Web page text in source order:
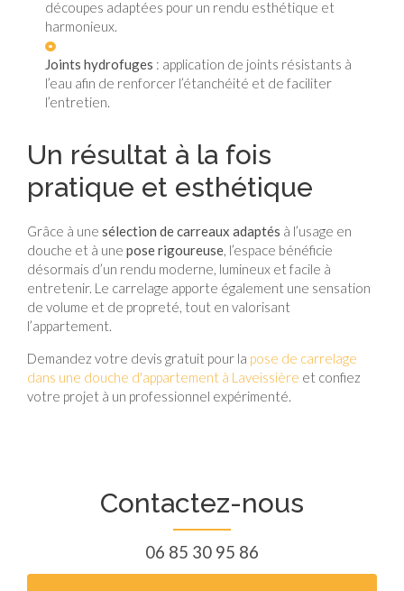
découpes adaptées pour un rendu esthétique et
harmonieux.
Joints hydrofuges : application de joints résistants à
l’eau afin de renforcer l’étanchéité et de faciliter
l’entretien.
Un résultat à la fois
pratique et esthétique
Grâce à une sélection de carreaux adaptés à l’usage en
douche et à une pose rigoureuse , l’espace bénéficie
désormais d’un rendu moderne, lumineux et facile à
entretenir. Le carrelage apporte également une sensation
de volume et de propreté, tout en valorisant
l’appartement.
Demandez votre devis gratuit pour la pose de carrelage
dans une douche d'appartement à Laveissière et confiez
votre projet à un professionnel expérimenté.
Contactez-nous
06 85 30 95 86